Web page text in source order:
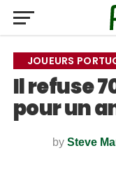
JOUEURS
Il refuse
pour un
by Steve